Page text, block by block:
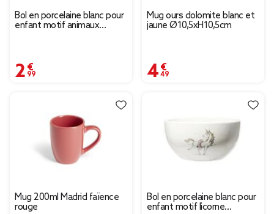
Bol en porcelaine blanc pour
enfant motif animaux
2,99 €
Mug ours dolomite blanc et
jaune Ø10,5xH10,5cm
4,49 €
Mug 200ml Madrid faïence
rouge
Bol en porcelaine blanc pour
enfant motif licorne